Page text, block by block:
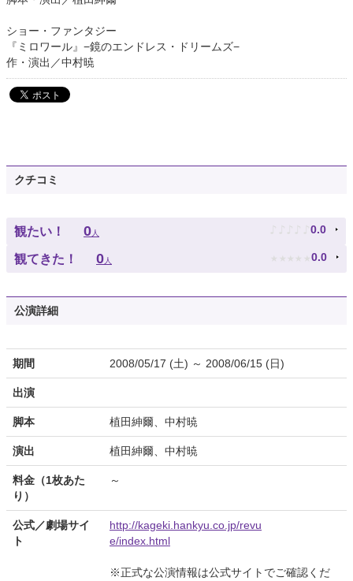
ショー・ファンタジー
『ミロワール』−鏡のエンドレス・ドリームズ−
作・演出／中村暁
クチコミ
観たい！ 0 人 ♪ ♪ ♪ ♪ ♪ 0.0
観てきた！ 0 人 ★ ★ ★ ★ ★ 0.0
公演詳細
期間 2008/05/17 (土) ～ 2008/06/15 (日)
出演
脚本 植田紳爾、中村暁
演出 植田紳爾、中村暁
料金（1枚あた
り）
～
公式／劇場サイ
ト
http://kageki.hankyu.co.jp/revu
e/index.html
※正式な公演情報は公式サイトでご確認くだ